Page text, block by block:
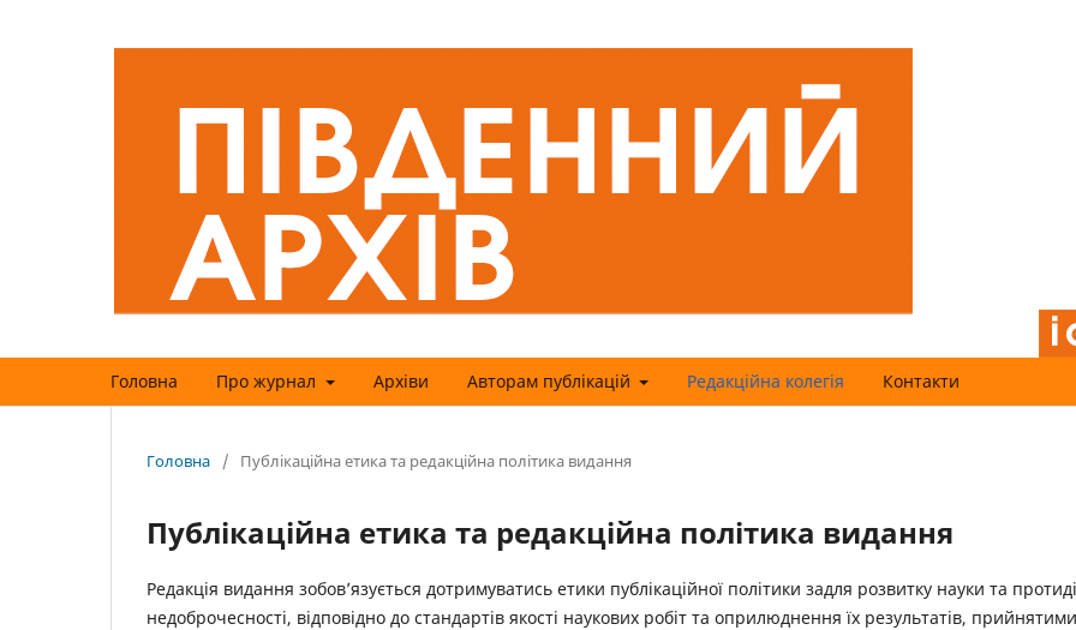
Головна Про журнал Архіви Авторам публікацій Редакційна колегія Контакти
Головна / Публікаційна етика та редакційна політика видання
Публікаційна етика та редакційна політика видання
Редакція видання зобов’язується дотримуватись етики публікаційної політики задля розвитку науки та
недоброчесності, відповідно до стандартів якості наукових робіт та оприлюднення їх результатів,